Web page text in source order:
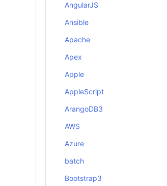
AngularJS
Ansible
Apache
Apex
Apple
AppleScript
ArangoDB3
AWS
Azure
batch
Bootstrap3